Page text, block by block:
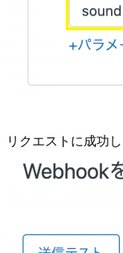
リクエストに成功